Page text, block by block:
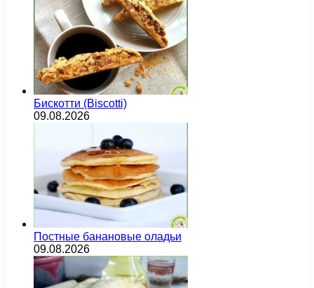
Бискотти (Biscotti)
09.08.2026
Постные банановые оладьи
09.08.2026